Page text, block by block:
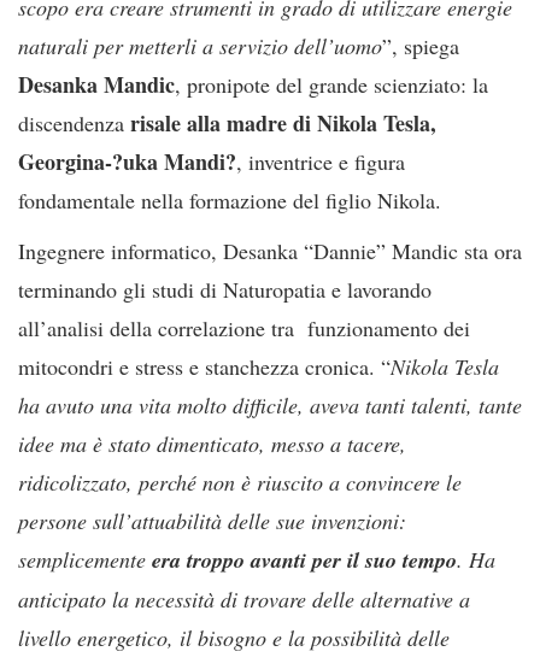
scopo era creare strumenti in grado di utilizzare energie
naturali per metterli a servizio dell’uomo”, spiega
Desanka Mandic, pronipote del grande scienziato: la
discendenza risale alla madre di Nikola Tesla,
Georgina-?uka Mandi?, inventrice e figura
fondamentale nella formazione del figlio Nikola.
Ingegnere informatico, Desanka “Dannie” Mandic sta ora
terminando gli studi di Naturopatia e lavorando
all’analisi della correlazione tra funzionamento dei
mitocondri e stress e stanchezza cronica. “Nikola Tesla
ha avuto una vita molto difficile, aveva tanti talenti, tante
idee ma è stato dimenticato, messo a tacere,
ridicolizzato, perché non è riuscito a convincere le
persone sull’attuabilità delle sue invenzioni:
semplicemente era troppo avanti per il suo tempo. Ha
anticipato la necessità di trovare delle alternative a
livello energetico, il bisogno e la possibilità delle